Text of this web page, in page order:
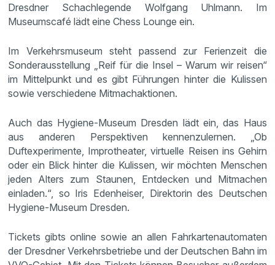
Dresdner Schachlegende Wolfgang Uhlmann. Im
Museumscafé lädt eine Chess Lounge ein.
Im Verkehrsmuseum steht passend zur Ferienzeit die
Sonderausstellung „Reif für die Insel – Warum wir reisen“
im Mittelpunkt und es gibt Führungen hinter die Kulissen
sowie verschiedene Mitmachaktionen.
Auch das Hygiene-Museum Dresden lädt ein, das Haus
aus anderen Perspektiven kennenzulernen. „Ob
Duftexperimente, Improtheater, virtuelle Reisen ins Gehirn
oder ein Blick hinter die Kulissen, wir möchten Menschen
jeden Alters zum Staunen, Entdecken und Mitmachen
einladen.“, so Iris Edenheiser, Direktorin des Deutschen
Hygiene-Museum Dresden.
Tickets gibts online sowie an allen Fahrkartenautomaten
der Dresdner Verkehrsbetriebe und der Deutschen Bahn im